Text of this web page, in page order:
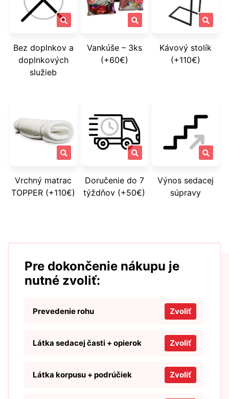
Bez doplnkov a
doplnkových
služieb
Vankúše – 3ks
(+60€)
Kávový stolík
(+110€)
Vrchný matrac
TOPPER (+110€)
Doručenie do 7
týždňov (+50€)
Výnos sedacej
súpravy
Pre dokončenie nákupu je
nutné zvoliť:
Prevedenie rohu Zvoliť
Látka sedacej časti + opierok Zvoliť
Látka korpusu + podrúčiek Zvoliť